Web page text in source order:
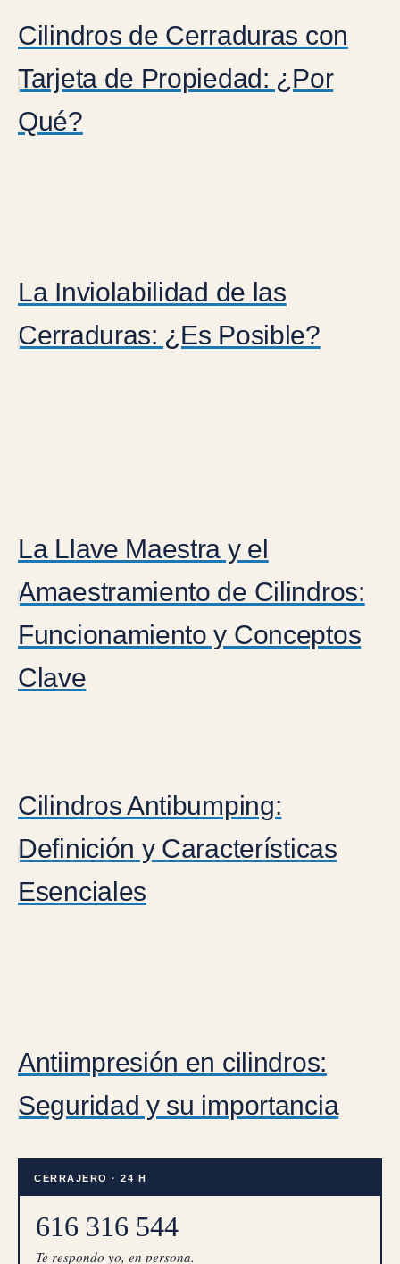
Cilindros de Cerraduras con
Tarjeta de Propiedad: ¿Por
Qué?
La Inviolabilidad de las
Cerraduras: ¿Es Posible?
La Llave Maestra y el
Amaestramiento de Cilindros:
Funcionamiento y Conceptos
Clave
Cilindros Antibumping:
Definición y Características
Esenciales
Antiimpresión en cilindros:
Seguridad y su importancia
CERRAJERO · 24 H
616 316 544
Te respondo yo, en persona.